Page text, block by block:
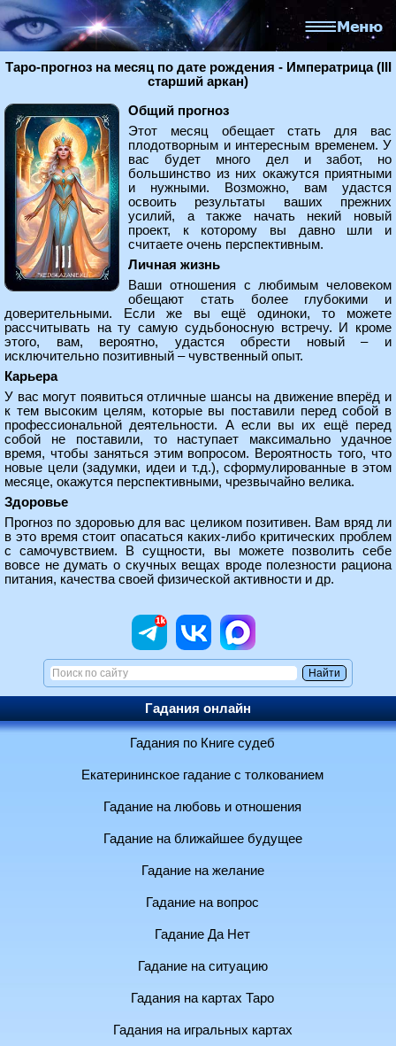
Таро-прогноз на месяц по дате рождения - Императрица (III
старший аркан)
Общий прогноз
Этот месяц обещает стать для вас
плодотворным и интересным временем. У
вас будет много дел и забот, но
большинство из них окажутся приятными
и нужными. Возможно, вам удастся
освоить результаты ваших прежних
усилий, а также начать некий новый
проект, к которому вы давно шли и
считаете очень перспективным.
Личная жизнь
Ваши отношения с любимым человеком
обещают стать более глубокими и
доверительными. Если же вы ещё одиноки, то можете
рассчитывать на ту самую судьбоносную встречу. И кроме
этого, вам, вероятно, удастся обрести новый – и
исключительно позитивный – чувственный опыт.
Карьера
У вас могут появиться отличные шансы на движение вперёд и
к тем высоким целям, которые вы поставили перед собой в
профессиональной деятельности. А если вы их ещё перед
собой не поставили, то наступает максимально удачное
время, чтобы заняться этим вопросом. Вероятность того, что
новые цели (задумки, идеи и т.д.), сформулированные в этом
месяце, окажутся перспективными, чрезвычайно велика.
Здоровье
Прогноз по здоровью для вас целиком позитивен. Вам вряд ли
в это время стоит опасаться каких-либо критических проблем
с самочувствием. В сущности, вы можете позволить себе
вовсе не думать о скучных вещах вроде полезности рациона
питания, качества своей физической активности и др.
Гадания онлайн
Гадания по Книге судеб
Екатерининское гадание с толкованием
Гадание на любовь и отношения
Гадание на ближайшее будущее
Гадание на желание
Гадание на вопрос
Гадание Да Нет
Гадание на ситуацию
Гадания на картах Таро
Гадания на игральных картах